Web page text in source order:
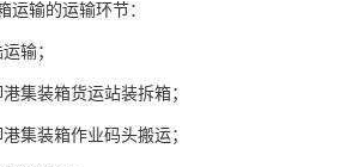
运输的运输环节：
输；
集装箱货运站装拆箱；
集装箱作业码头搬运；